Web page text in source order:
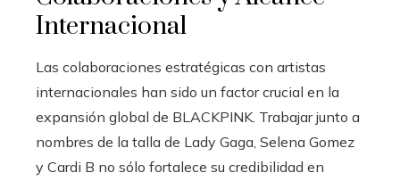
Internacional
Las colaboraciones estratégicas con artistas
internacionales han sido un factor crucial en la
expansión global de BLACKPINK. Trabajar junto a
nombres de la talla de Lady Gaga, Selena Gomez
y Cardi B no sólo fortalece su credibilidad en